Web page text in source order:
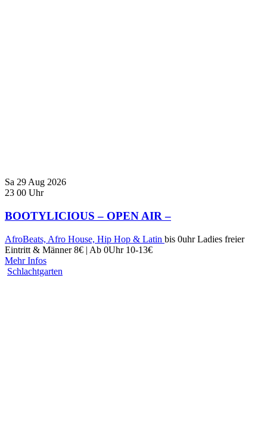
Sa 29Aug 2026
23 00 Uhr
BOOTYLICIOUS – OPEN AIR –
AfroBeats, Afro House, Hip Hop & Latin bis 0uhr Ladies freier
Eintritt & Männer 8€ | Ab 0Uhr 10-13€
Mehr Infos
Schlachtgarten